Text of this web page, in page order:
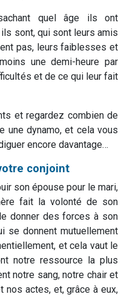
quel âge ils ont
sont, qui sont leurs amis
pas, leurs faiblesses et
une demi-heure par
et de ce qui leur fait
et regardez combien de
une dynamo, et cela vous
encore davantage…
conjoint
son épouse pour le mari,
fait la volonté de son
donner des forces à son
se donnent mutuellement
et cela vaut le
notre ressource la plus
notre sang, notre chair et
actes, et, grâce à eux,